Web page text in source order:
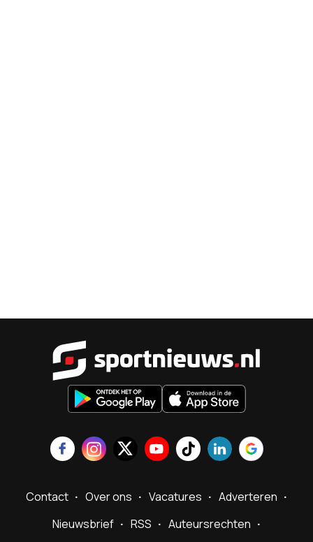
Contact Over ons Vacatures
Adverteren
Nieuwsbrief
RSS Auteursrechten